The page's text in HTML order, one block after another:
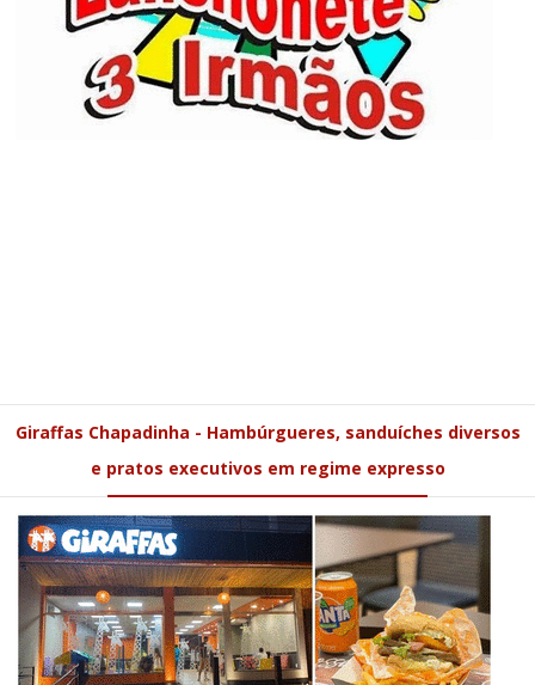
Giraffas Chapadinha - Hambúrgueres, sanduíches diversos
e pratos executivos em regime expresso